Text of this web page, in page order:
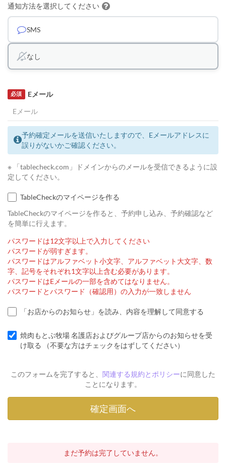
通知方法を選択してください
SMS
なし
Eメール
必須
予約確定メールを送信いたしますので、Eメールアドレスに
誤りがないかご確認ください。
※ 「tablecheck.com」ドメインからのメールを受信できるように設
定してください。
TableCheckのマイページを作る
TableCheckのマイページを作ると、予約申し込み、予約確認など
を簡単に行えます。
パスワードは12文字以上で入力してください
パスワードが弱すぎます。
パスワードはアルファベット小文字、アルファベット大文字、数
字、記号をそれぞれ1文字以上含む必要があります。
パスワードはEメールの一部を含めてはなりません。
パスワードとパスワード（確認用）の入力が一致しません
「お店からのお知らせ」を読み、内容を理解して同意する
焼肉もとぶ牧場 名護店およびグループ店からのお知らせを受
け取る （不要な方はチェックをはずしてください）
このフォームを完了すると、 関連する規約とポリシーに同意した
ことになります。
まだ予約は完了していません。